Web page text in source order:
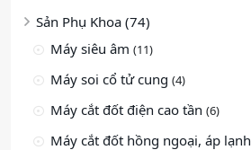
Sản Phụ Khoa (74)
Máy siêu âm (11)
Máy soi cổ tử cung (4)
Máy cắt đốt điện cao tần (6)
Máy cắt đốt hồng ngoại, áp lạnh